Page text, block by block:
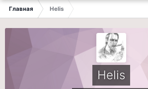
Главная Helis
Helis